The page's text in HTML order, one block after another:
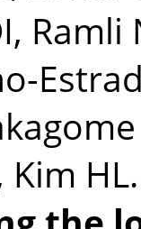
Ramli
Kim